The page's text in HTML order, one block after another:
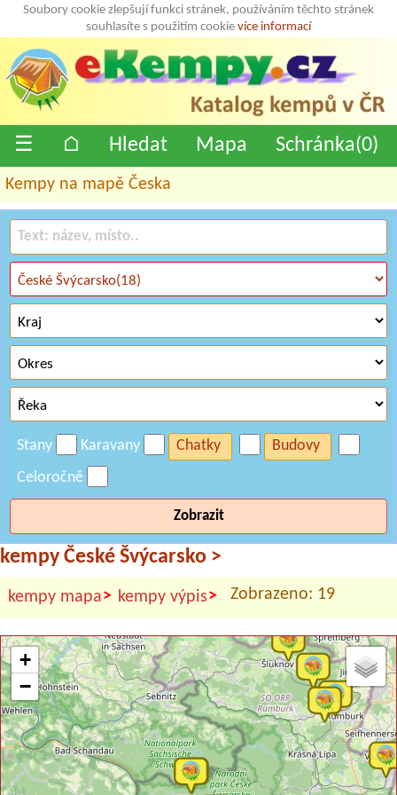
Soubory cookie zlepšují funkci stránek, používáním těchto stránek
souhlasíte s použitím cookie více informací
☰ ⌂ Hledat Mapa Schránka(0)
Kempy na mapě Česka
Stany Karavany Chatky
Budovy
Celoročně
Zobrazit
kempy České Švýcarsko >
kempy mapa> kempy výpis> Zobrazeno: 19
+
−